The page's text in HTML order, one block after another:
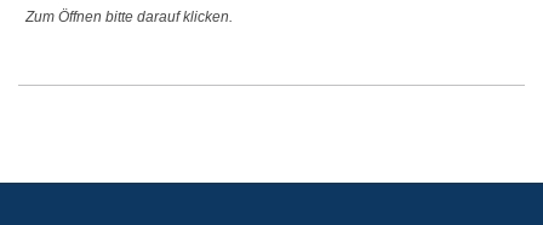
Studierende lernen, digitale Prozesse im Rechnungswesen, in
Zum Öffnen bitte darauf klicken.